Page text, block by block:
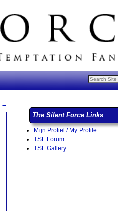
→
The Silent Force Links
Mijn Profiel / My Profile
TSF Forum
TSF Gallery